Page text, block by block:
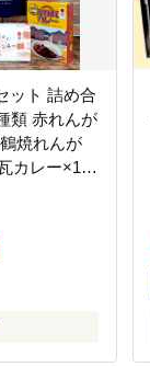
ット 詰め合
類 赤れんが
焼れんが
カレー×1